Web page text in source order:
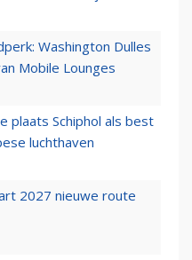
Washington Dulles
Mobile Lounges
plaats Schiphol als best
luchthaven
2027 nieuwe route